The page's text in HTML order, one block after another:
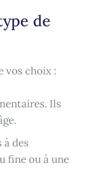
de
vos choix :
Ils
des
fine ou à une